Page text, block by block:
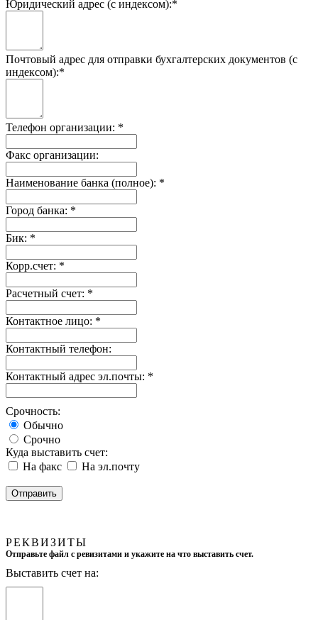
Юридический адрес (с индексом):*
Почтовый адрес для отправки бухгалтерских документов (с
индексом):*
Телефон организации: *
Факс организации:
Наименование банка (полное): *
Город банка: *
Бик: *
Корр.счет: *
Расчетный счет: *
Контактное лицо: *
Контактный телефон:
Контактный адрес эл.почты: *
Срочность:
Обычно
Срочно
Куда выставить счет:
На факс
На эл.почту
РЕКВИЗИТЫ
Отправьте файл с ревизитами и укажите на что выставить счет.
Выставить счет на: